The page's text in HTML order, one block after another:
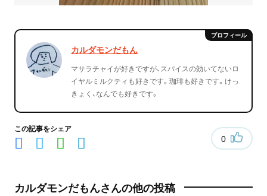
カルダモンだもん
マサラチャイが好きですが、スパイスの効いてないロ
イヤルミルクティも好きです。珈琲も好きです。けっ
きょく、なんでも好きです。
この記事をシェア
0
カルダモンだもんさんの他の投稿